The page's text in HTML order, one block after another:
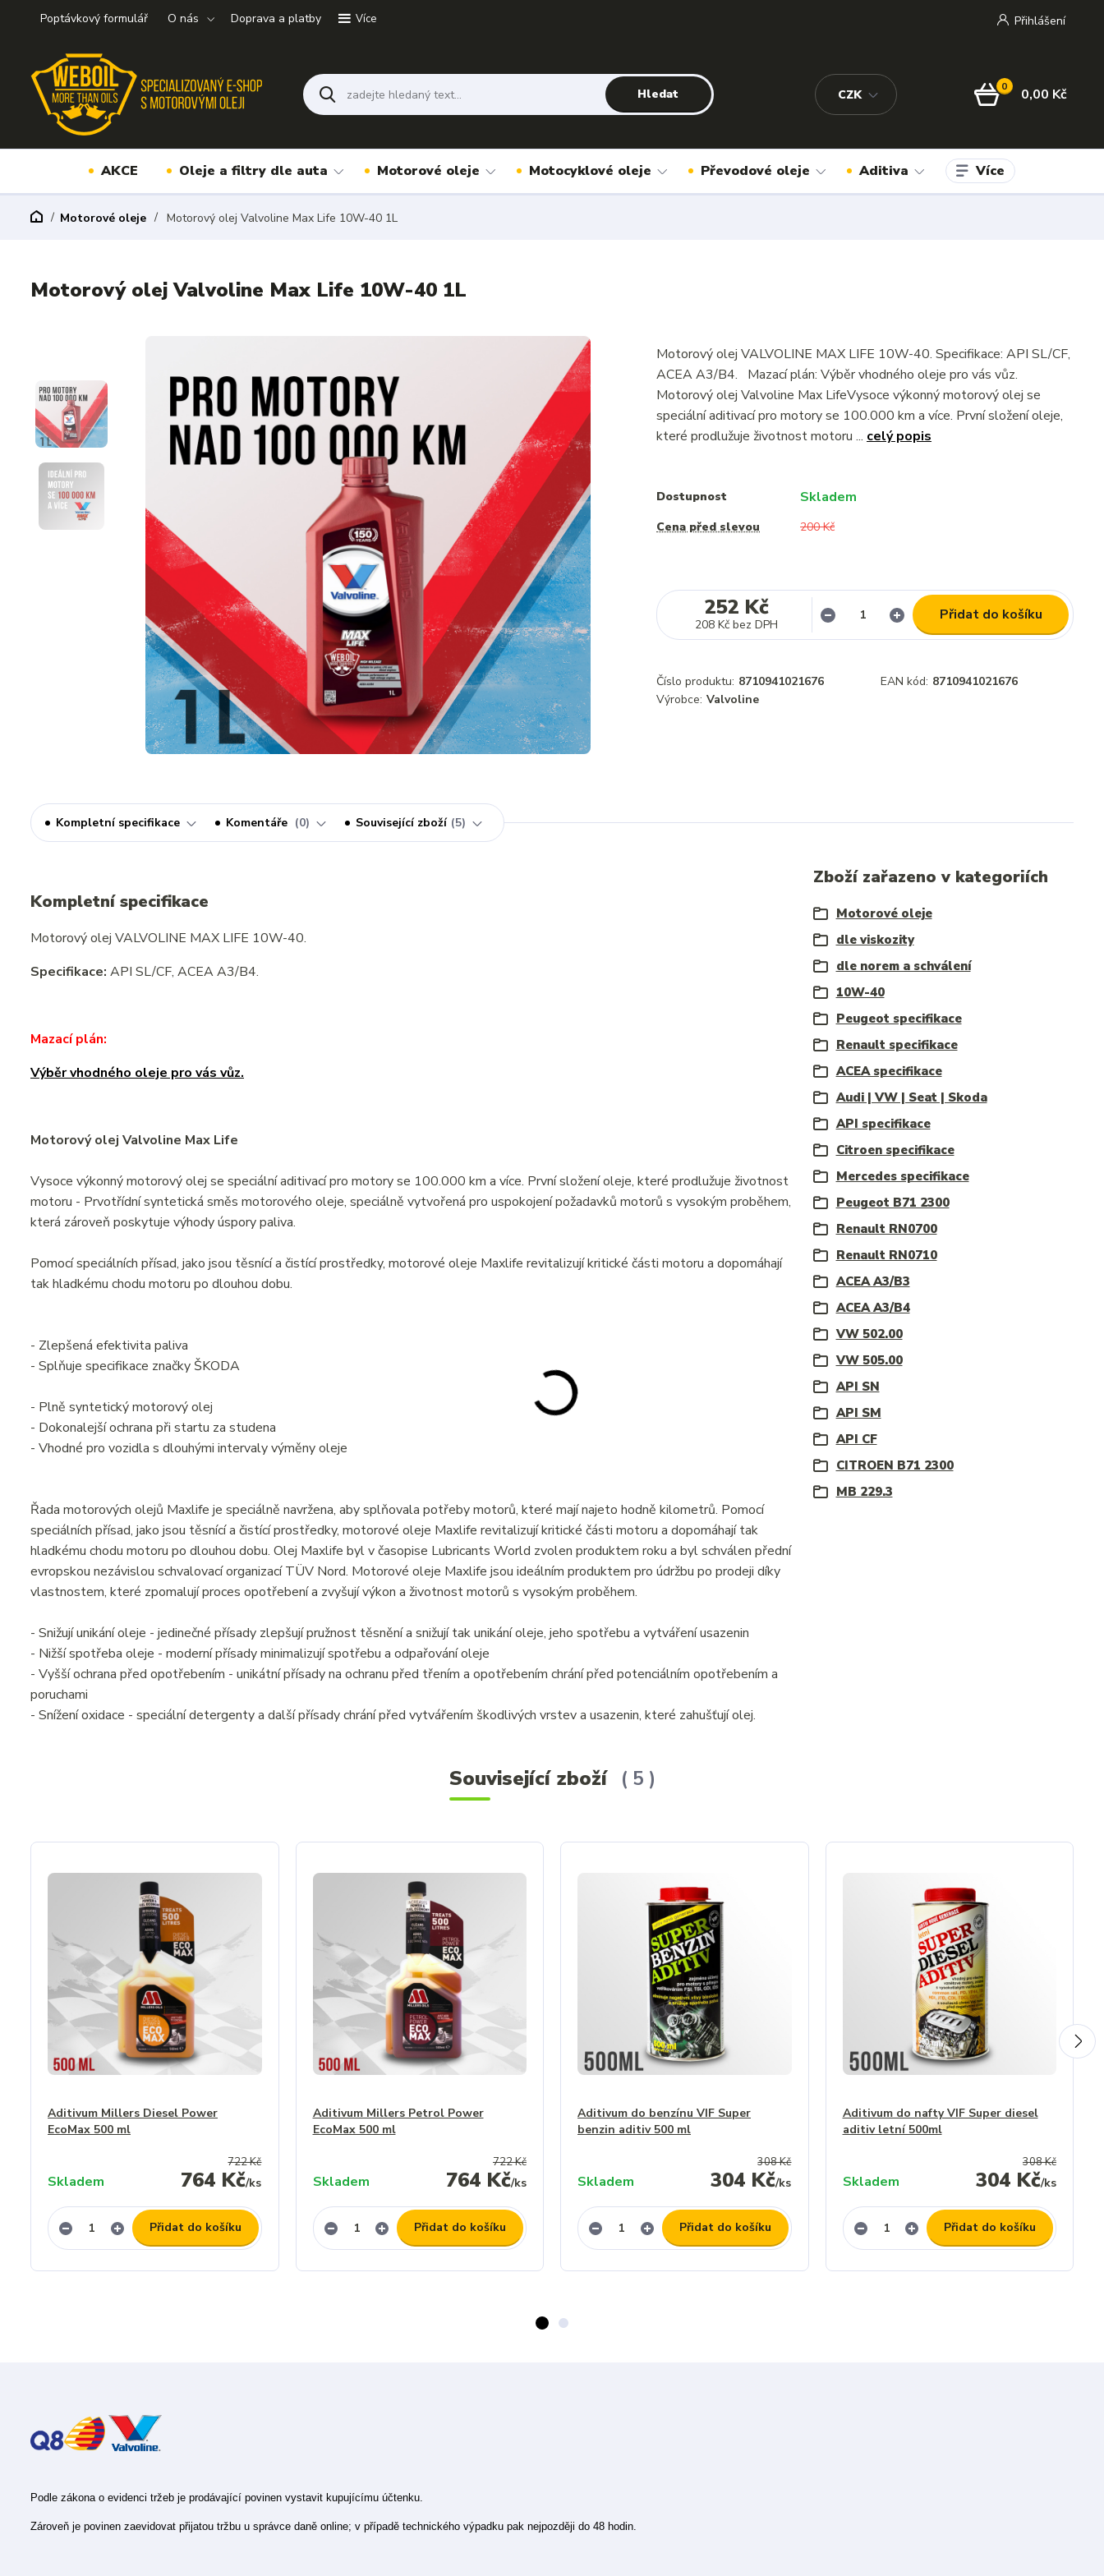
Poptávkový formulář O nás Doprava a platby Více
CZK
Přihlášení
Hledat 0 0,00 Kč
AKCE Oleje a filtry dle auta Motorové oleje Motocyklové oleje Převodové oleje Aditiva Více
Motorové oleje Motorový olej Valvoline Max Life 10W-40 1L
Motorový olej Valvoline Max Life 10W-40 1L
Motorový olej VALVOLINE MAX LIFE 10W-40. Specifikace: API SL/CF,
ACEA A3/B4. Mazací plán: Výběr vhodného oleje pro vás vůz.
Motorový olej Valvoline Max LifeVysoce výkonný motorový olej se
speciální aditivací pro motory se 100.000 km a více. První složení oleje,
které prodlužuje životnost motoru ... celý popis
Dostupnost Skladem
Cena před slevou 200 Kč
252 Kč
208 Kč bez DPH
Přidat do košíku
Číslo produktu: 8710941021676 EAN kód: 8710941021676
Výrobce: Valvoline
Kompletní specifikace Komentáře 0 Související zboží 5
Kompletní specifikace
Motorový olej VALVOLINE MAX LIFE 10W-40.
Specifikace: API SL/CF, ACEA A3/B4.
Mazací plán:
Výběr vhodného oleje pro vás vůz.
Motorový olej Valvoline Max Life
Vysoce výkonný motorový olej se speciální aditivací pro motory se 100.000 km a více. První složení oleje, které prodlužuje životnost
motoru - Prvotřídní syntetická směs motorového oleje, speciálně vytvořená pro uspokojení požadavků motorů s vysokým proběhem,
která zároveň poskytuje výhody úspory paliva.
Pomocí speciálních přísad, jako jsou těsnící a čistící prostředky, motorové oleje Maxlife revitalizují kritické části motoru a dopomáhají
tak hladkému chodu motoru po dlouhou dobu.
- Zlepšená efektivita paliva
- Splňuje specifikace značky ŠKODA
- Plně syntetický motorový olej
- Dokonalejší ochrana při startu za studena
- Vhodné pro vozidla s dlouhými intervaly výměny oleje
Řada motorových olejů Maxlife je speciálně navržena, aby splňovala potřeby motorů, které mají najeto hodně kilometrů. Pomocí
speciálních přísad, jako jsou těsnící a čistící prostředky, motorové oleje Maxlife revitalizují kritické části motoru a dopomáhají tak
hladkému chodu motoru po dlouhou dobu. Olej Maxlife byl v časopise Lubricants World zvolen produktem roku a byl schválen přední
evropskou nezávislou schvalovací organizací TÜV Nord. Motorové oleje Maxlife jsou ideálním produktem pro údržbu po prodeji díky
vlastnostem, které zpomalují proces opotřebení a zvyšují výkon a životnost motorů s vysokým proběhem.
- Snižují unikání oleje - jedinečné přísady zlepšují pružnost těsnění a snižují tak unikání oleje, jeho spotřebu a vytváření usazenin
- Nižší spotřeba oleje - moderní přísady minimalizují spotřebu a odpařování oleje
- Vyšší ochrana před opotřebením - unikátní přísady na ochranu před třením a opotřebením chrání před potenciálním opotřebením a
poruchami
- Snížení oxidace - speciální detergenty a další přísady chrání před vytvářením škodlivých vrstev a usazenin, které zahušťují olej.
Zboží zařazeno v kategoriích
Motorové oleje
dle viskozity
dle norem a schválení
10W-40
Peugeot specifikace
Renault specifikace
ACEA specifikace
Audi | VW | Seat | Skoda
API specifikace
Citroen specifikace
Mercedes specifikace
Peugeot B71 2300
Renault RN0700
Renault RN0710
ACEA A3/B3
ACEA A3/B4
VW 502.00
VW 505.00
API SN
API SM
API CF
CITROEN B71 2300
MB 229.3
Související zboží 5
Aditivum Millers Diesel Power
EcoMax 500 ml
722 Kč
764 Kč/ks
Skladem
Přidat do košíku
Aditivum Millers Petrol Power
EcoMax 500 ml
722 Kč
764 Kč/ks
Skladem
Přidat do košíku
Aditivum do benzínu VIF Super
benzin aditiv 500 ml
308 Kč
304 Kč/ks
Skladem
Přidat do košíku
Aditivum do nafty VIF Super diesel
aditiv letní 500ml
308 Kč
304 Kč/ks
Skladem
Přidat do košíku
Podle zákona o evidenci tržeb je prodávající povinen vystavit kupujícímu účtenku.
Zároveň je povinen zaevidovat přijatou tržbu u správce daně online; v případě technického výpadku pak nejpozději do 48 hodin.